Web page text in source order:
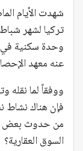
شهدت الأيام
وحدة سكنية
عنه معهد
ووفقاً لما نقله
فإن هناك نشاط
من حدوث بعض
السوق العقارية؟